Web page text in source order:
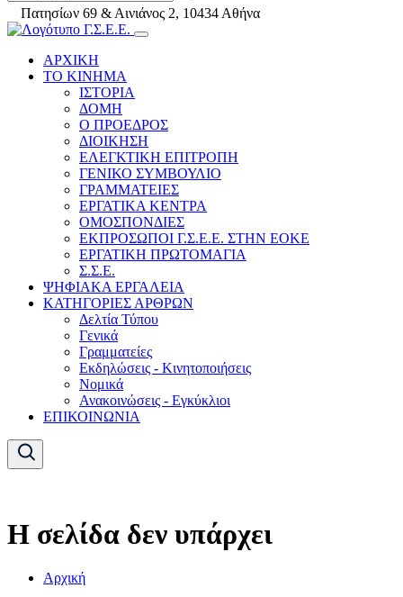
Πατησίων 69 & Αινιάνος 2, 10434 Αθήνα
ΑΡΧΙΚΗ
ΤΟ ΚΙΝΗΜΑ
ΙΣΤΟΡΙΑ
ΔΟΜΗ
Ο ΠΡΟΕΔΡΟΣ
ΔΙΟΙΚΗΣΗ
ΕΛΕΓΚΤΙΚΗ ΕΠΙΤΡΟΠΗ
ΓΕΝΙΚΟ ΣΥΜΒΟΥΛΙΟ
ΓΡΑΜΜΑΤΕΙΕΣ
ΕΡΓΑΤΙΚΑ ΚΕΝΤΡΑ
ΟΜΟΣΠΟΝΔΙΕΣ
ΕΚΠΡΟΣΩΠΟΙ Γ.Σ.Ε.Ε. ΣΤΗΝ ΕΟΚΕ
ΕΡΓΑΤΙΚΗ ΠΡΩΤΟΜΑΓΙΑ
Σ.Σ.Ε.
ΨΗΦΙΑΚΑ ΕΡΓΑΛΕΙΑ
ΚΑΤΗΓΟΡΙΕΣ ΑΡΘΡΩΝ
Δελτία Τύπου
Γενικά
Γραμματείες
Εκδηλώσεις - Κινητοποιήσεις
Νομικά
Ανακοινώσεις - Εγκύκλιοι
ΕΠΙΚΟΙΝΩΝΙΑ
Η σελίδα δεν υπάρχει
Αρχική